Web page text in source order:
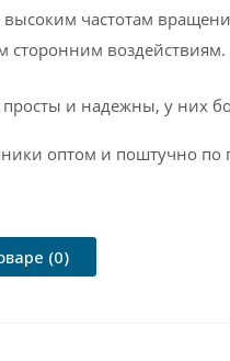
частотам
сторонним воздействиям.
просты и надежны, у них
оптом и поштучно по
(0)